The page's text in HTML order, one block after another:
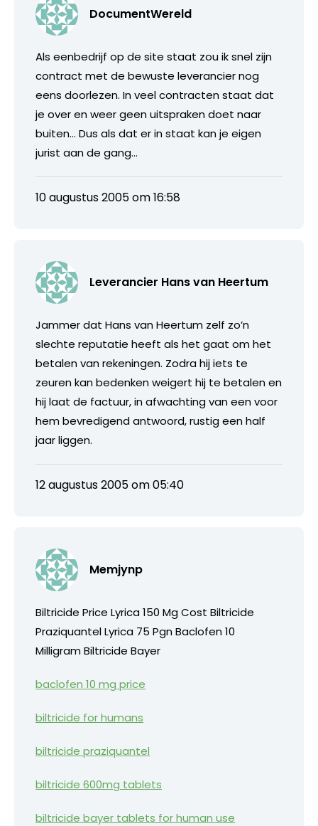
DocumentWereld
Als eenbedrijf op de site staat zou ik snel zijn
contract met de bewuste leverancier nog
eens doorlezen. In veel contracten staat dat
je over en weer geen uitspraken doet naar
buiten… Dus als dat er in staat kan je eigen
jurist aan de gang…
10 augustus 2005 om 16:58
Leverancier Hans van Heertum
Jammer dat Hans van Heertum zelf zo’n
slechte reputatie heeft als het gaat om het
betalen van rekeningen. Zodra hij iets te
zeuren kan bedenken weigert hij te betalen en
hij laat de factuur, in afwachting van een voor
hem bevredigend antwoord, rustig een half
jaar liggen.
12 augustus 2005 om 05:40
Memjynp
Biltricide Price Lyrica 150 Mg Cost Biltricide
Praziquantel Lyrica 75 Pgn Baclofen 10
Milligram Biltricide Bayer
baclofen 10 mg price
biltricide for humans
biltricide praziquantel
biltricide 600mg tablets
biltricide bayer tablets for human use